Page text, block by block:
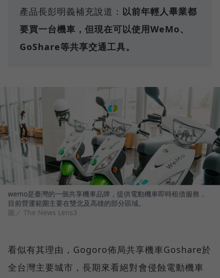
產品長彭明義補充說道： 以前年輕人畢業都
要買一台機車，但現在可以使用WeMo、
GoShare等共享交通工具。
wemo是臺灣的一個共享機車品牌，提供電動機車即時租借服務，
目前營運範圍主要在雙北及高雄的部分區域。
圖／ The News Lens3
看似有其理由，Gogoro佈局共享機車Goshare於
全台灣主要城市，長期來看絕對會侵蝕電動機車